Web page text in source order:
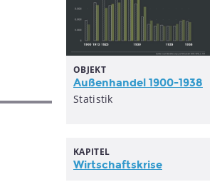
OBJEKT
Außenhandel 1900-1938
Statistik
KAPITEL
Wirtschaftskrise